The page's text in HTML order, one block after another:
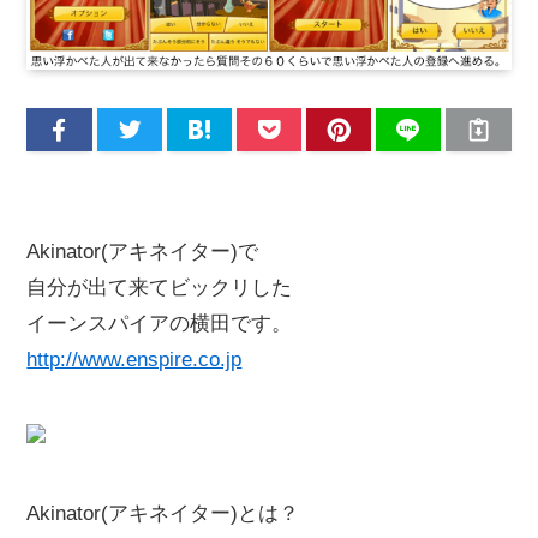
Akinator(アキネイター)で
自分が出て来てビックリした
イーンスパイアの横田です。
http://www.enspire.co.jp
Akinator(アキネイター)とは？